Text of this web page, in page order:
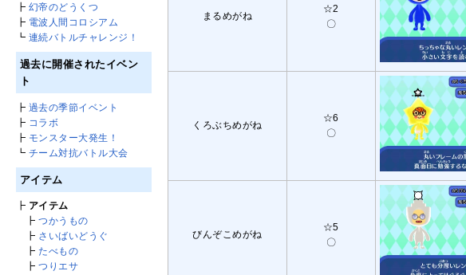
まるめがね
☆2
〇
くろぶちめがね
☆6
〇
びんぞこめがね
☆5
〇
┣ 幻帝のどうくつ
┣ 電波人間コロシアム
┗ 連続バトルチャレンジ！
過去に開催されたイベン
ト
┣ 過去の季節イベント
┣ コラボ
┣ モンスター大発生！
┗ チーム対抗バトル大会
アイテム
┣ アイテム
┣つかうもの
┣ さいばいどうぐ
┣たべもの
┣つりエサ